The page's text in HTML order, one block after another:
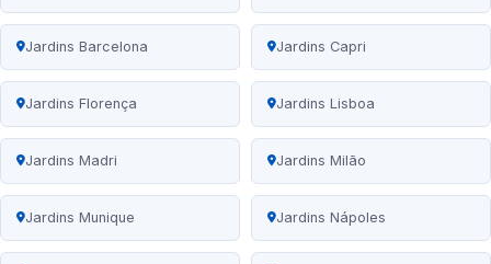
Jardins Barcelona Jardins Capri
Jardins Florença Jardins Lisboa
Jardins Madri Jardins Milão
Jardins Munique Jardins Nápoles